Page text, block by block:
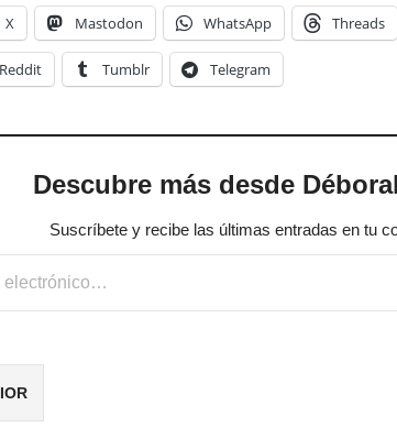
X Mastodon WhatsApp Threads
Reddit Tumblr Telegram
Descubre más desde
Suscríbete y recibe las últimas entradas en tu